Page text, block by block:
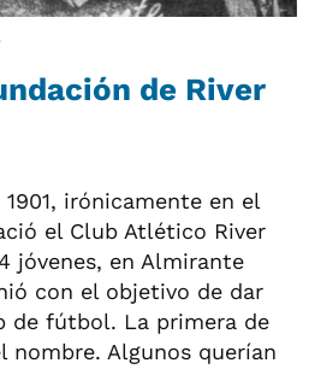
de River
irónicamente en el
el Club Atlético River
jóvenes, en Almirante
con el objetivo de dar
de fútbol. La primera de
nombre. Algunos querían